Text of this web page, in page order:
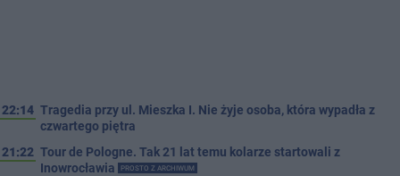
22:14 Tragedia przy ul. Mieszka I. Nie żyje osoba, która wypadła z
czwartego piętra
21:22 Tour de Pologne. Tak 21 lat temu kolarze startowali z
Inowrocławia
PROSTO Z ARCHIWUM